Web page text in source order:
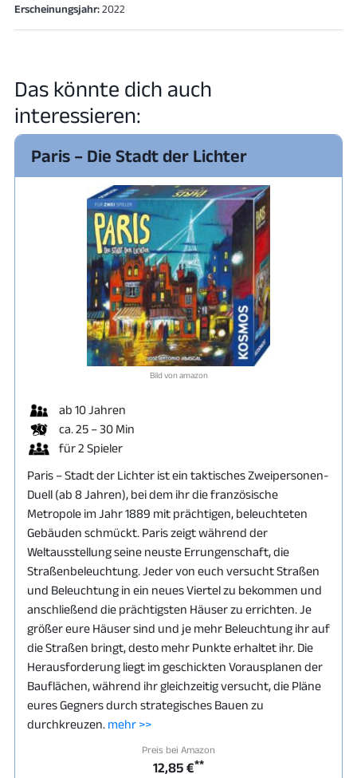
Erscheinungsjahr:2022
Das könnte dich auch
interessieren:
Paris – Die Stadt der Lichter
Bild von amazon
ab 10 Jahren
ca. 25 – 30 Min
für 2 Spieler
Paris – Stadt der Lichter ist ein taktisches Zweipersonen-
Duell (ab 8 Jahren), bei dem ihr die französische
Metropole im Jahr 1889 mit prächtigen, beleuchteten
Gebäuden schmückt. Paris zeigt während der
Weltausstellung seine neuste Errungenschaft, die
Straßenbeleuchtung. Jeder von euch versucht Straßen
und Beleuchtung in ein neues Viertel zu bekommen und
anschließend die prächtigsten Häuser zu errichten. Je
größer eure Häuser sind und je mehr Beleuchtung ihr auf
die Straßen bringt, desto mehr Punkte erhaltet ihr. Die
Herausforderung liegt im geschickten Vorausplanen der
Bauflächen, während ihr gleichzeitig versucht, die Pläne
eures Gegners durch strategisches Bauen zu
durchkreuzen. mehr >>
Preis bei Amazon
12,85 €**